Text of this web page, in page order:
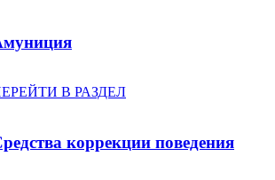
В РАЗДЕЛ
коррекции поведения